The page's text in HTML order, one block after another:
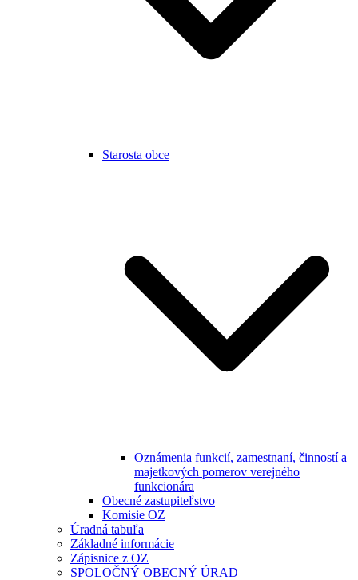
Starosta obce
Oznámenia funkcií, zamestnaní, činností a
majetkových pomerov verejného
funkcionára
Obecné zastupiteľstvo
Komisie OZ
Úradná tabuľa
Základné informácie
Zápisnice z OZ
SPOLOČNÝ OBECNÝ ÚRAD